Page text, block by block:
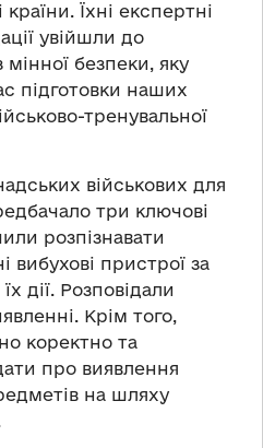
Їхні експертні
увійшли до
безпеки, яку
підготовки наших
тренувальної
військових для
три ключові
розпізнавати
вибухові пристрої за
дії. Розповідали
Крім того,
коректно та
про виявлення
на шляху